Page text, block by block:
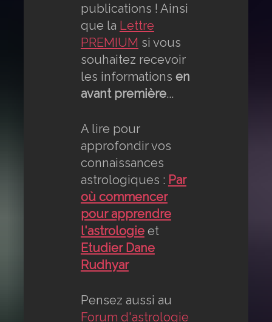
publications ! Ainsi
que la Lettre
PREMIUM si vous
souhaitez recevoir
les informations en
avant première...
A lire pour
approfondir vos
connaissances
astrologiques : Par
où commencer
pour apprendre
l'astrologieet
Etudier Dane
Rudhyar
Pensez aussi au
Forum d'astrologie